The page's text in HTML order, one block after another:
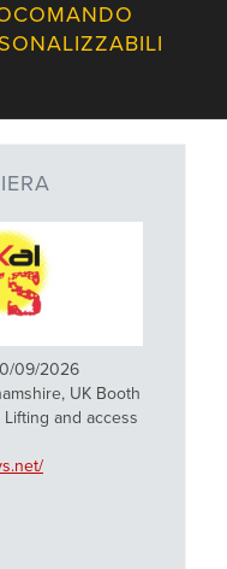
09/2026
UK Booth
and access